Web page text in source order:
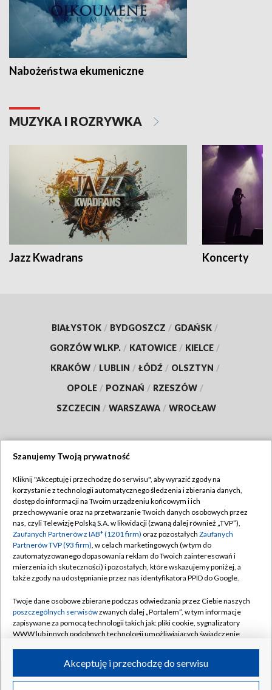
Nabożeństwa ekumeniczne
MUZYKA I ROZRYWKA
Jazz Kwadrans Koncerty
BIAŁYSTOK / BYDGOSZCZ / GDAŃSK /
GORZÓW WLKP. / KATOWICE / KIELCE /
KRAKÓW / LUBLIN / ŁÓDŹ / OLSZTYN /
OPOLE / POZNAŃ / RZESZÓW /
SZCZECIN / WARSZAWA / WROCŁAW
TVP
Abonament TVP
Emisja w TVP
Centrum informacji TVP
Naziemna Telewizja Cyfrowa
Rada Programowa
System NOS
Informacje o nadawcy
Program dla prasy
Regulamin TVP
Polityka prywatności
Moje zgody
Pomoc
Kontakt
Kanały
©2026 Telewizja Polska S.A. w likwidacji
Szanujemy Twoją prywatność
Kliknij "Akceptuję i przechodzę do serwisu", aby wyrazić zgody na
korzystanie z technologii automatycznego śledzenia i zbierania danych,
dostęp do informacji na Twoim urządzeniu końcowym i ich
przechowywanie oraz na przetwarzanie Twoich danych osobowych przez
nas, czyli Telewizję Polską S.A. w likwidacji (zwaną dalej również „TVP”),
Zaufanych Partnerów z IAB* (1201 firm) oraz pozostałych Zaufanych
Partnerów TVP (93 firm), w celach marketingowych (w tym do
zautomatyzowanego dopasowania reklam do Twoich zainteresowań i
mierzenia ich skuteczności) i pozostałych, które wskazujemy poniżej, a
także zgody na udostępnianie przez nas identyfikatora PPID do Google.
Twoje dane osobowe zbierane podczas odwiedzania przez Ciebie naszych
poszczególnych serwisówzwanych dalej „Portalem”, w tym informacje
zapisywane za pomocą technologii takich jak: pliki cookie, sygnalizatory
WWW lub innych podobnych technologii umożliwiających świadczenie
ruchu w Internecie.Akceptuję i przechodzę do serwisu